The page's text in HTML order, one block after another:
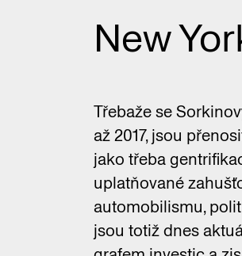
New
Třebaže se
až 2017, jsou
jako třeba
uplatňované
automobilismu,
jsou totiž dnes